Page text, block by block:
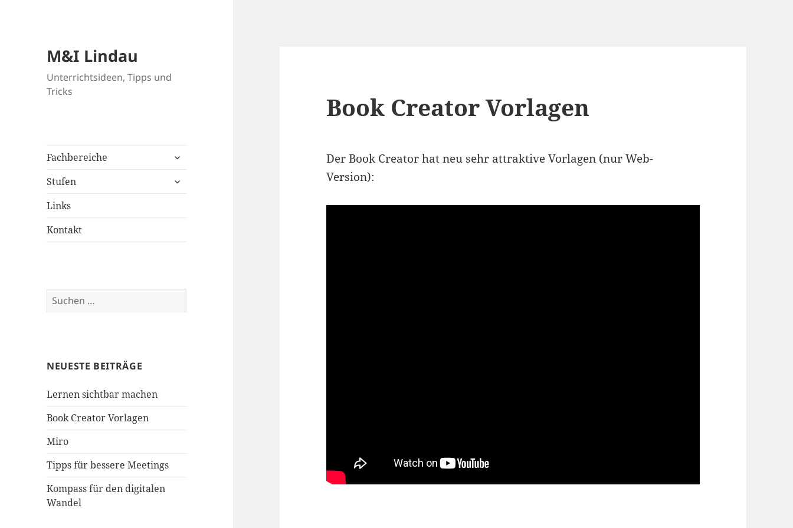
M&I Lindau
Unterrichtsideen, Tipps und
Tricks
Fachbereiche
untermenü
Stufen
untermenü
Links
Kontakt
Suche
nach:
NEUESTE BEITRÄGE
Lernen sichtbar machen
Book Creator Vorlagen
Miro
Tipps für bessere Meetings
Kompass für den digitalen
Wandel
Book Creator Vorlagen
Der Book Creator hat neu sehr attraktive Vorlagen (nur Web-
Version):